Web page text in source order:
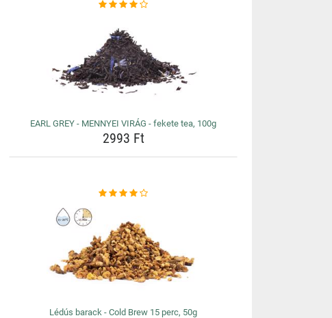
EARL GREY - MENNYEI VIRÁG - fekete tea, 100g
2993 Ft
Lédús barack - Cold Brew 15 perc, 50g